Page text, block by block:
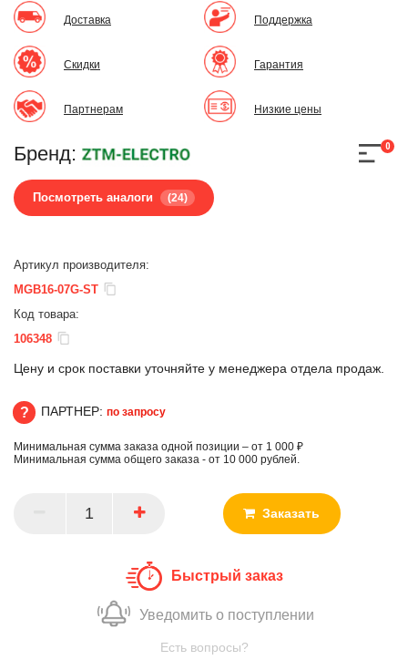
Доставка
Скидки
Партнерам
Поддержка
Гарантия
Низкие цены
Бренд:
Посмотреть аналоги (24)
0
Артикул производителя:
MGB16-07G-ST
Код товара:
106348
Цену и срок поставки уточняйте у менеджера отдела продаж.
ПАРТНЕР
ПАРТНЕР: по запросу
Минимальная сумма заказа одной позиции – от 1 000 ₽
Минимальная сумма общего заказа - от 10 000 рублей.
Заказать
Быстрый заказ
Уведомить о поступлении
Есть вопросы?